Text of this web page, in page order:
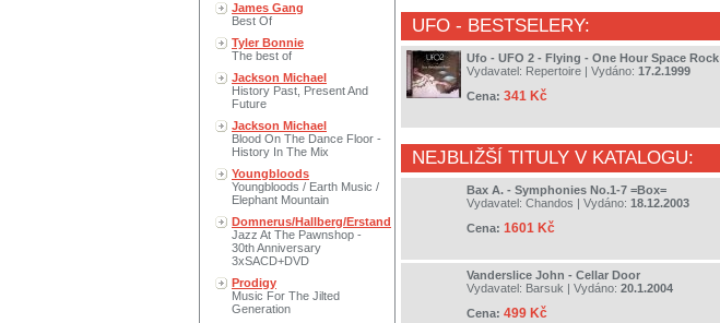
James Gang
Best Of
Tyler Bonnie
The best of
Jackson Michael
History Past, Present And
Future
Jackson Michael
Blood On The Dance Floor -
History In The Mix
Youngbloods
Youngbloods / Earth Music /
Elephant Mountain
Domnerus/Hallberg/Erstand
Jazz At The Pawnshop -
30th Anniversary
3xSACD+DVD
Prodigy
Music For The Jilted
Generation
UFO - BESTSELERY:
Ufo - UFO 2 - Flying - One Hour Space Rock
Vydavatel: Repertoire | Vydáno: 17.2.1999
Cena: 341 Kč
NEJBLIŽŠÍ TITULY V KATALOGU:
Bax A. - Symphonies No.1-7 =Box=
Vydavatel: Chandos | Vydáno: 18.12.2003
Cena: 1601 Kč
Vanderslice John - Cellar Door
Vydavatel: Barsuk | Vydáno: 20.1.2004
Cena: 499 Kč